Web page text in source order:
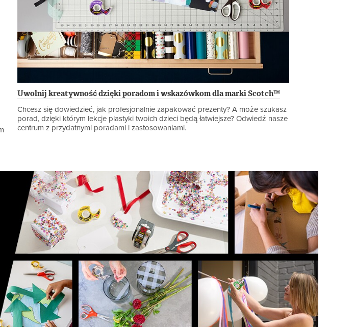
Uwolnij kreatywność dzięki poradom i wskazówkom dla marki Scotch™
Chcesz się dowiedzieć, jak profesjonalnie zapakować prezenty? A może szukasz
porad, dzięki którym lekcje plastyki twoich dzieci będą łatwiejsze? Odwiedź nasze
centrum z przydatnymi poradami i zastosowaniami.